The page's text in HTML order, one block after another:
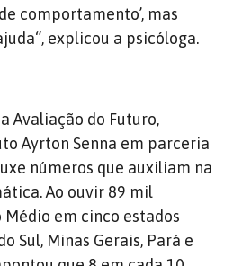
comportamento’, mas
“, explicou a psicóloga.
Avaliação do Futuro,
Ayrton Senna em parceria
números que auxiliam na
Ao ouvir 89 mil
Médio em cinco estados
Sul, Minas Gerais, Pará e